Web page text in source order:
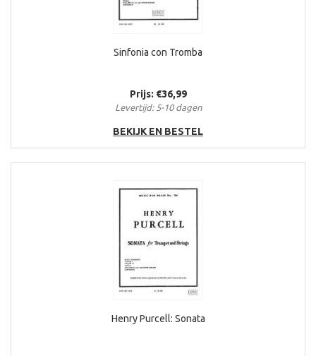
Sinfonia con Tromba
Prijs: €36,99
Levertijd: 5-10 dagen
BEKIJK EN BESTEL
Henry Purcell: Sonata